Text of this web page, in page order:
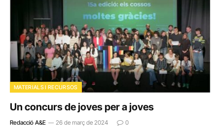
MATERIALS I RECURSOS
Un concurs de joves per a joves
Redacció A&E 26 de març de 2024 0